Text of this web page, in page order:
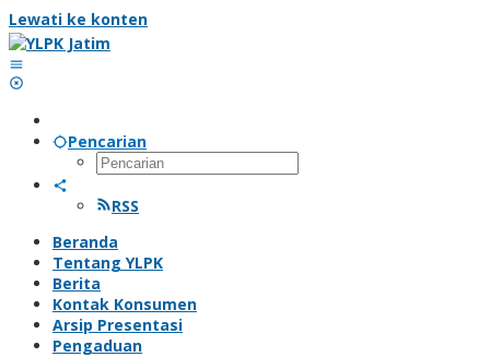
Lewati ke konten
Pencarian
RSS
Beranda
Tentang YLPK
Berita
Kontak Konsumen
Arsip Presentasi
Pengaduan